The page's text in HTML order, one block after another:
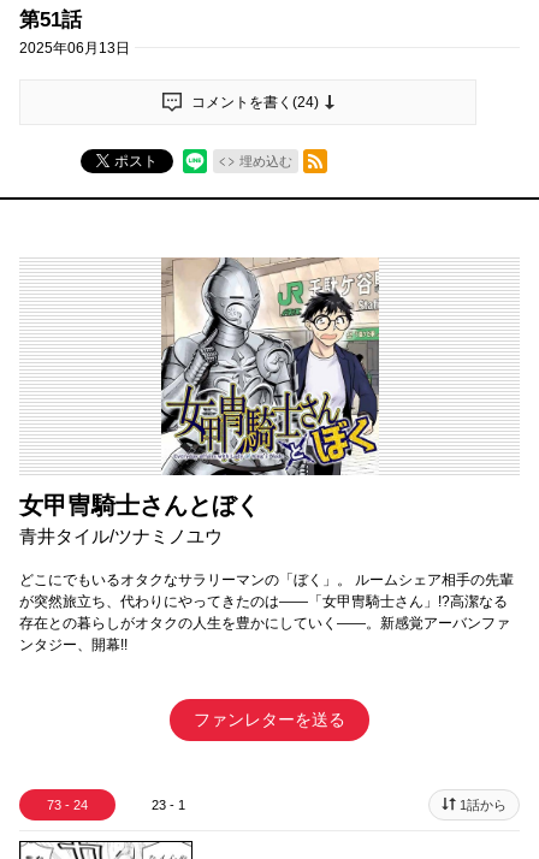
第51話
2025年06月13日
コメントを書く(24)
ポスト 埋め込む
RSSフィード
女甲冑騎士さんとぼく
青井タイル/ツナミノユウ
どこにでもいるオタクなサラリーマンの「ぼく」。 ルームシェア相手の先輩
が突然旅立ち、代わりにやってきたのは――「女甲冑騎士さん」!?高潔なる
存在との暮らしがオタクの人生を豊かにしていく――。新感覚アーバンファ
ンタジー、開幕!!
ファンレターを送る
73 - 24 23 - 1 1話から